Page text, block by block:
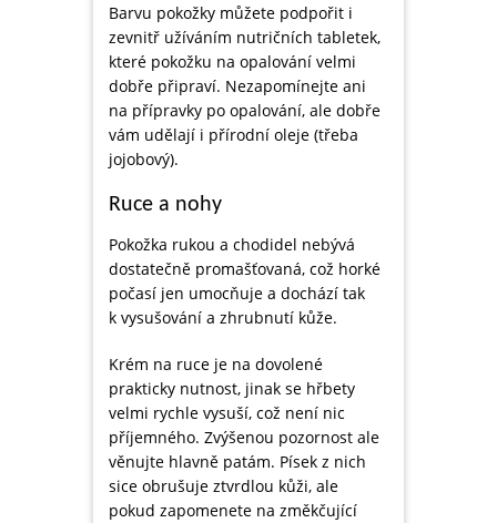
Barvu pokožky můžete podpořit i
zevnitř užíváním nutričních tabletek,
které pokožku na opalování velmi
dobře připraví. Nezapomínejte ani
na přípravky po opalování, ale dobře
vám udělají i přírodní oleje (třeba
jojobový).
Ruce a nohy
Pokožka rukou a chodidel nebývá
dostatečně promašťovaná, což horké
počasí jen umocňuje a dochází tak
k vysušování a zhrubnutí kůže.
Krém na ruce je na dovolené
prakticky nutnost, jinak se hřbety
velmi rychle vysuší, což není nic
příjemného. Zvýšenou pozornost ale
věnujte hlavně patám. Písek z nich
sice obrušuje ztvrdlou kůži, ale
pokud zapomenete na změkčující